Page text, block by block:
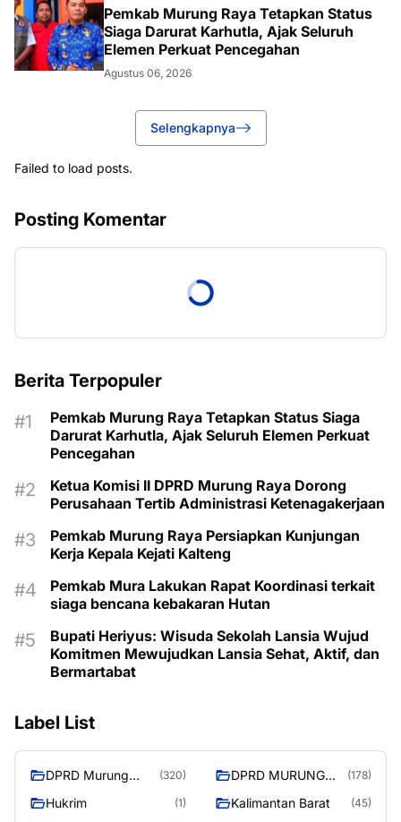
Pemkab Murung Raya Tetapkan Status
Siaga Darurat Karhutla, Ajak Seluruh
Elemen Perkuat Pencegahan
Agustus 06, 2026
Selengkapnya
Failed to load posts.
Posting Komentar
Berita Terpopuler
Pemkab Murung Raya Tetapkan Status Siaga
Darurat Karhutla, Ajak Seluruh Elemen Perkuat
Pencegahan
Ketua Komisi II DPRD Murung Raya Dorong
Perusahaan Tertib Administrasi Ketenagakerjaan
Pemkab Murung Raya Persiapkan Kunjungan
Kerja Kepala Kejati Kalteng
Pemkab Mura Lakukan Rapat Koordinasi terkait
siaga bencana kebakaran Hutan
Bupati Heriyus: Wisuda Sekolah Lansia Wujud
Komitmen Mewujudkan Lansia Sehat, Aktif, dan
Bermartabat
Label List
DPRD Murung
(320)
DPRD MURUNG
(178)
Hukrim (1) Kalimantan Barat (45)